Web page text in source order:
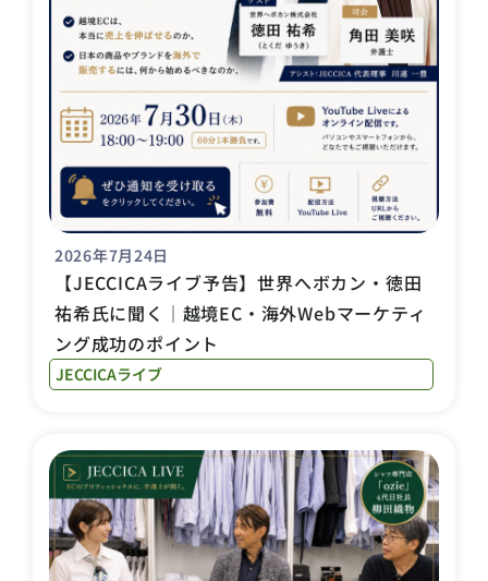
2026年7月24日
【JECCICAライブ予告】世界へボカン・徳田
祐希氏に聞く｜越境EC・海外Webマーケティ
ング成功のポイント
JECCICAライブ